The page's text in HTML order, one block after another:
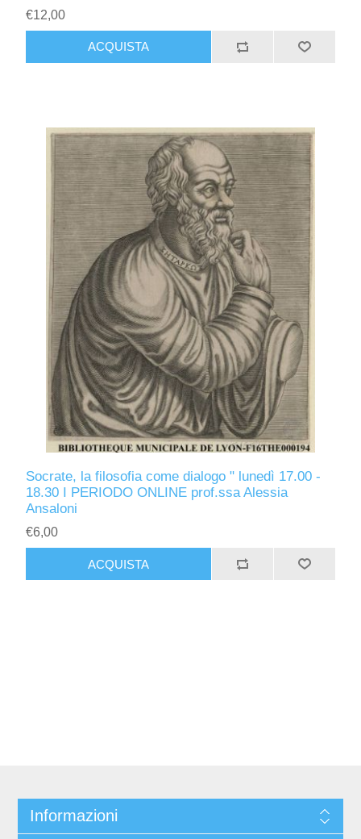
€12,00
ACQUISTA
Socrate, la filosofia come dialogo " lunedì 17.00 -
18.30 I PERIODO ONLINE prof.ssa Alessia
Ansaloni
€6,00
ACQUISTA
Informazioni